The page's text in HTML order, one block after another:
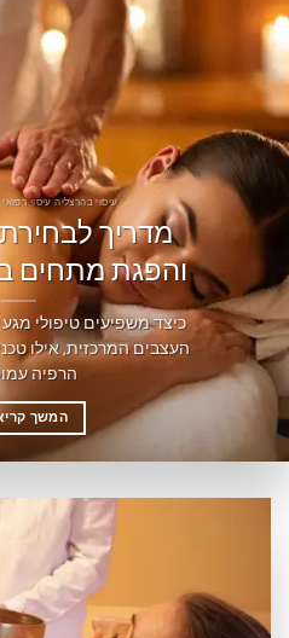
עיסוי בהרצליה עיסוי רפואי
מדריך
והפגת מתחים
כיצד משפיעים טיפולי
העצבים המרכזית, אילו
הרפיה
המשך